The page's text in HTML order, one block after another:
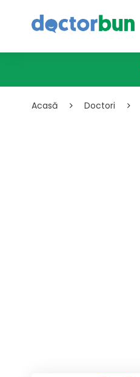
Acasă Doctori